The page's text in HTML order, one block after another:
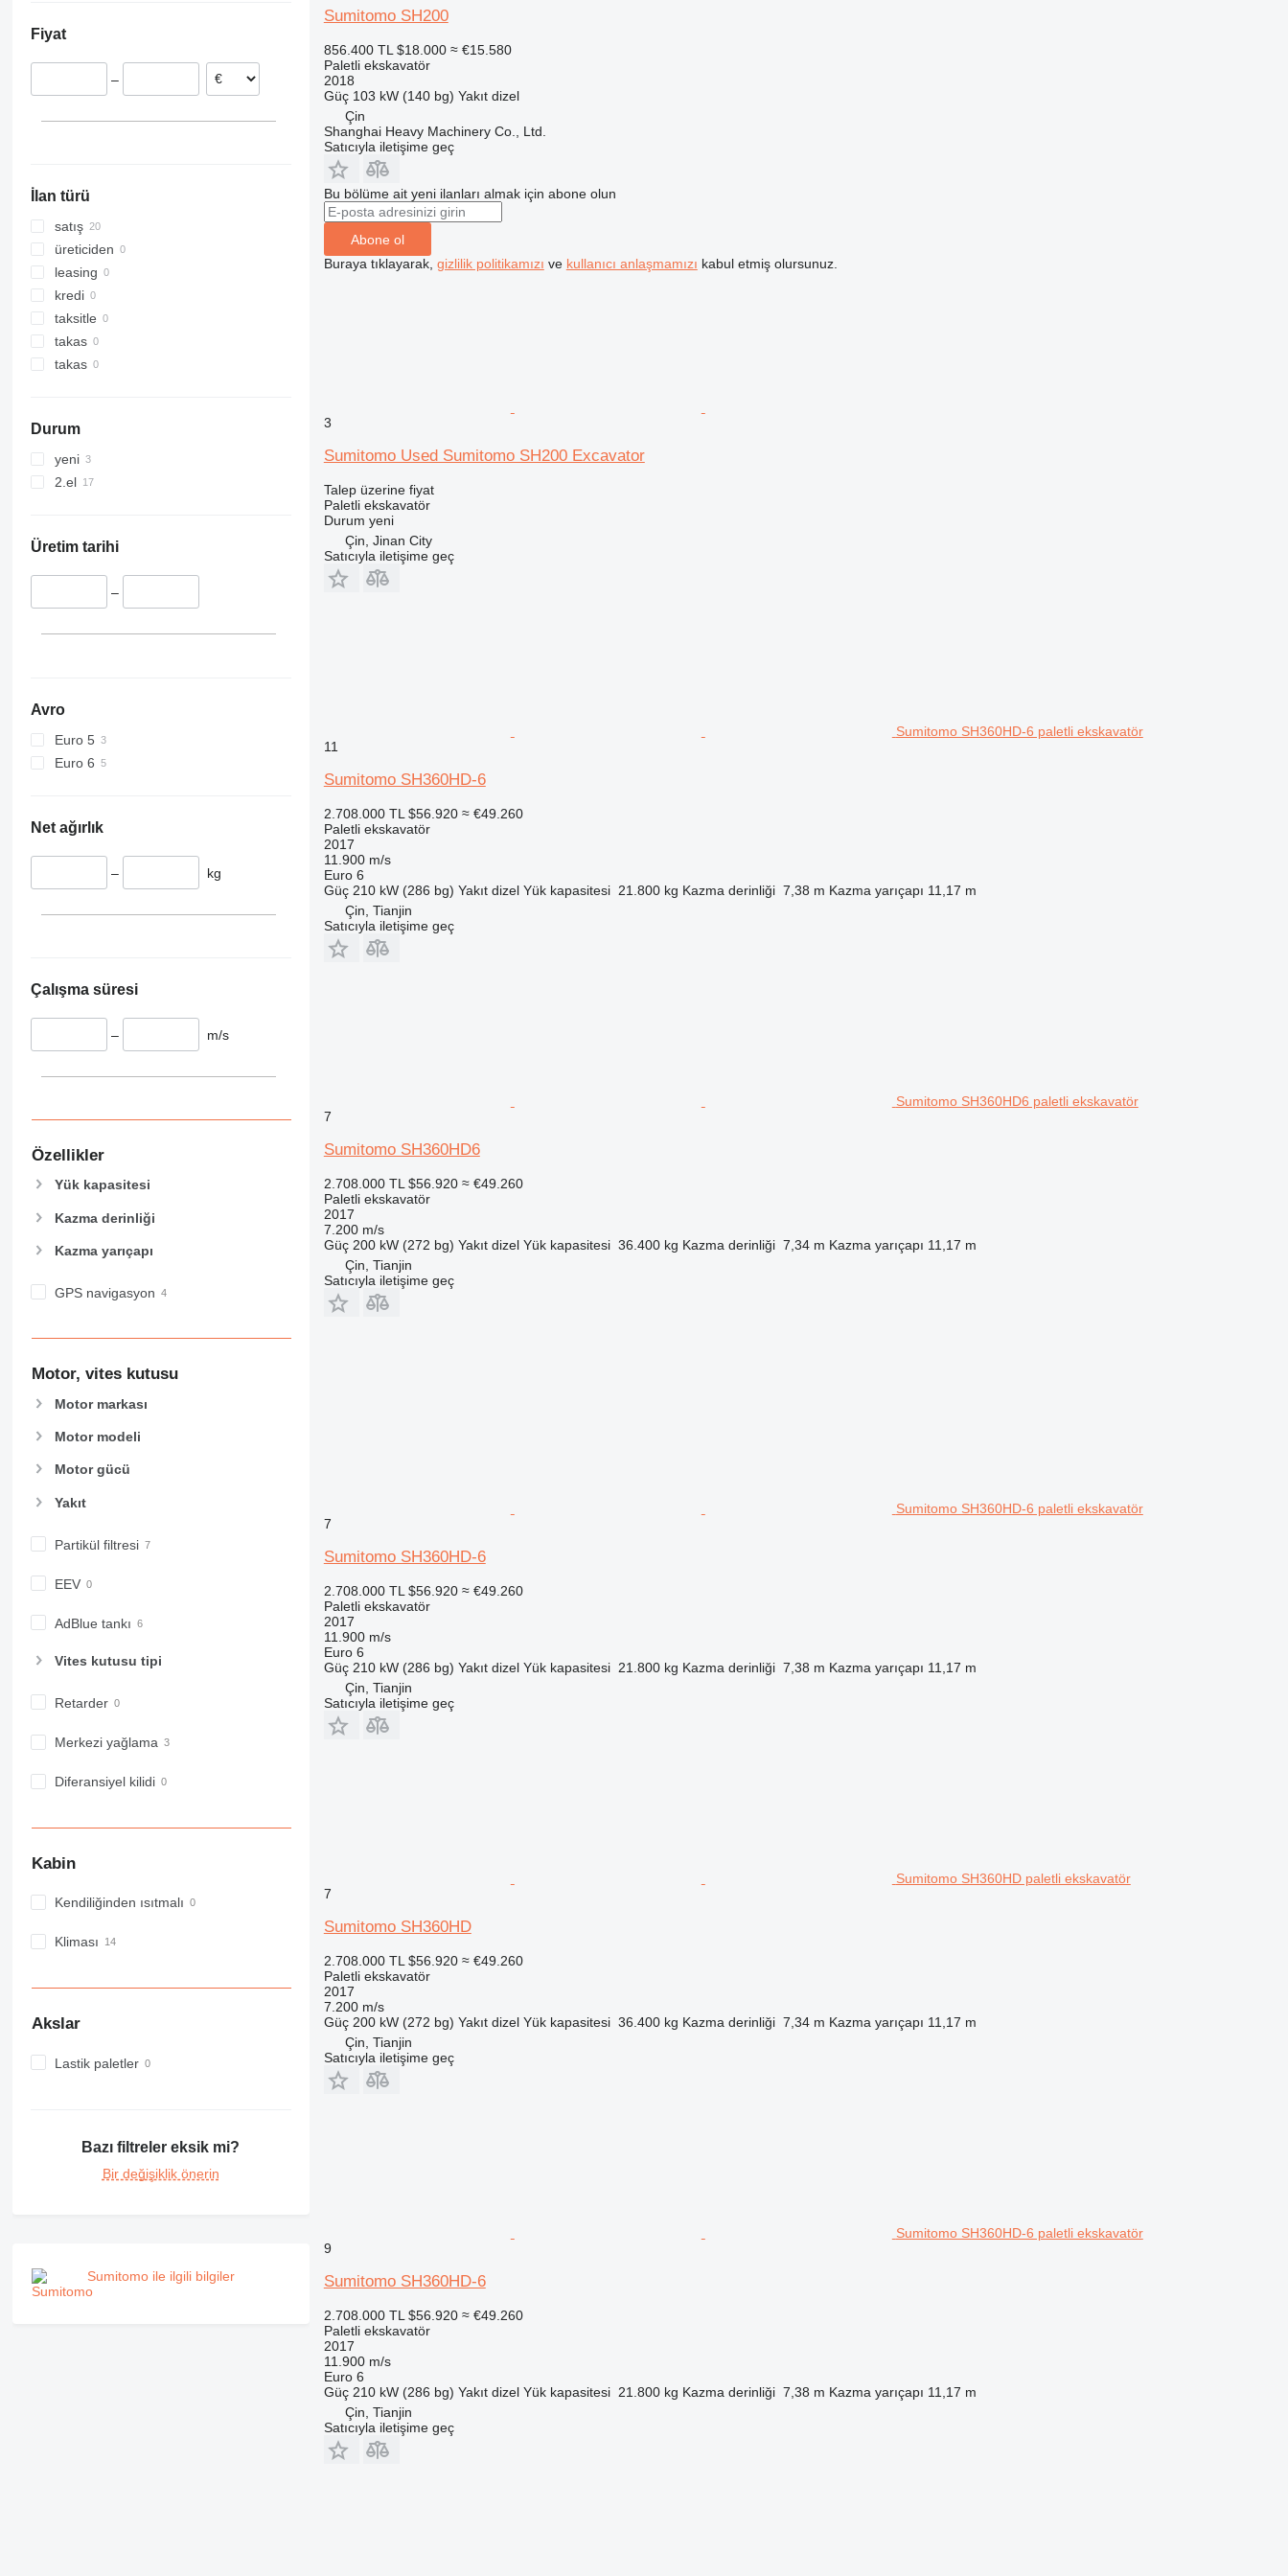
321
329
330
336
340
345
349
350
365
390
395
C-series
F-series
M-series
Fiyat
–
İlan türü
satış
üreticiden
leasing
kredi
taksitle
takas
takas
Durum
yeni
2.el
Üretim tarihi
–
Avro
Euro 5
Euro 6
Net ağırlık
– kg
Çalışma süresi
– m/s
Özellikler
Yük kapasitesi
Kazma derinliği
Kazma yarıçapı
GPS navigasyon
Motor, vites kutusu
Motor markası
Motor modeli
Motor gücü
Yakıt
Partikül filtresi
EEV
AdBlue tankı
Vites kutusu tipi
Retarder
Merkezi yağlama
Diferansiyel kilidi
Kabin
Kendiliğinden ısıtmalı
Kliması
Akslar
Lastik paletler
Bazı filtreler eksik mi?
Bir değişiklik önerin
Sumitomo ile ilgili bilgiler
Sumitomo SH200
856.400 TL $18.000 ≈ €15.580
Paletli ekskavatör
2018
Güç 103 kW (140 bg) Yakıt dizel
Çin
Shanghai Heavy Machinery Co., Ltd.
Satıcıyla iletişime geç
Bu bölüme ait yeni ilanları almak için abone olun
Abone ol
Buraya tıklayarak, gizlilik politikamızı ve kullanıcı anlaşmamızı kabul etmiş olursunuz.
3
Sumitomo Used Sumitomo SH200 Excavator
Talep üzerine fiyat
Paletli ekskavatör
Durum yeni
Çin, Jinan City
Satıcıyla iletişime geç
Sumitomo SH360HD-6 paletli ekskavatör
11
Sumitomo SH360HD-6
2.708.000 TL $56.920 ≈ €49.260
Paletli ekskavatör
2017
11.900 m/s
Euro 6
Güç 210 kW (286 bg) Yakıt dizel Yük kapasitesi 21.800 kg Kazma derinliği 7,38 m Kazma yarıçapı 11,17 m
Çin, Tianjin
Satıcıyla iletişime geç
Sumitomo SH360HD6 paletli ekskavatör
7
Sumitomo SH360HD6
2.708.000 TL $56.920 ≈ €49.260
Paletli ekskavatör
2017
7.200 m/s
Güç 200 kW (272 bg) Yakıt dizel Yük kapasitesi 36.400 kg Kazma derinliği 7,34 m Kazma yarıçapı 11,17 m
Çin, Tianjin
Satıcıyla iletişime geç
Sumitomo SH360HD-6 paletli ekskavatör
7
Sumitomo SH360HD-6
2.708.000 TL $56.920 ≈ €49.260
Paletli ekskavatör
2017
11.900 m/s
Euro 6
Güç 210 kW (286 bg) Yakıt dizel Yük kapasitesi 21.800 kg Kazma derinliği 7,38 m Kazma yarıçapı 11,17 m
Çin, Tianjin
Satıcıyla iletişime geç
Sumitomo SH360HD paletli ekskavatör
7
Sumitomo SH360HD
2.708.000 TL $56.920 ≈ €49.260
Paletli ekskavatör
2017
7.200 m/s
Güç 200 kW (272 bg) Yakıt dizel Yük kapasitesi 36.400 kg Kazma derinliği 7,34 m Kazma yarıçapı 11,17 m
Çin, Tianjin
Satıcıyla iletişime geç
Sumitomo SH360HD-6 paletli ekskavatör
9
Sumitomo SH360HD-6
2.708.000 TL $56.920 ≈ €49.260
Paletli ekskavatör
2017
11.900 m/s
Euro 6
Güç 210 kW (286 bg) Yakıt dizel Yük kapasitesi 21.800 kg Kazma derinliği 7,38 m Kazma yarıçapı 11,17 m
Çin, Tianjin
Satıcıyla iletişime geç